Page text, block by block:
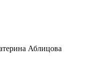
Аблицова